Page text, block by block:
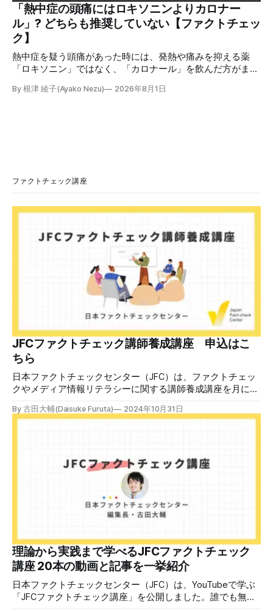
な教材を提供します。 次回の開講は8月23日（日）午後4時
~5時30分で、お申し込みはこちら。 日本ファクトチェック
センター（JFC） ファクトチェック講師養成講座 8月23
日（日）開催分日本フ
「熱中症の頭痛にはロキソニンよりカロナー
ル」? どちらも推奨していない【ファクトチェッ
ク】
熱中症を疑う頭痛があった時には、発熱や痛みを抑える薬
「ロキソニン」ではなく、「カロナール」を飲んだ方がまし
学会の医師は「熱中症ではロキソニン、カロナールのいずれ
熱中症っぽくてカロナール飲んどいた」「熱中症の時の頭痛
め、検証する。 検証過程 カロナールとロキソニン 医薬品の
（PMDA）の一般人向けくすり情報サイト「PMDAおくすり
サーチ」で検索すると、カロナールの効果は以下の通りだ。
・解熱鎮痛剤と呼ばれ
By 根津 綾子(Ayako Nezu) 2026年8月1日
ファクトチェック講座
JFCファクトチェック講師養成講座 申込はこ
ちら
日本ファクトチェックセンター（JFC）は、ファクトチェッ
クやメディア情報リテラシーに関する講師養成講座を月に1
認定バッジと教室や職場などで利用可能な教材を提供しま
ファクトチェックセンター（JFC）による講師養成講座で
す。 講師養成講座（オンラインで90分）を受講いただいた
後、修了課題を提出された方には、教室や職場などで利用可
能な教材の提... powered by Peatix : More than a
す。 受講生には教材を提供 デマや不確かな情報が蔓延する
中で、自衛策が求められています。「気をつけて」というだ
けでは、対策になりません。最初から騙されたい人はいませ
ん。誰だって気をつけているのに、誤った情
By 古田大輔(Daisuke Furuta) 2024年10月31日
理論から実践まで学べるJFCファクトチェック
講座 20本の動画と記事を一挙紹介
日本ファクトチェックセンター（JFC）は、YouTubeで学ぶ
「JFCファクトチェック講座」を公開しました。誰でも無料